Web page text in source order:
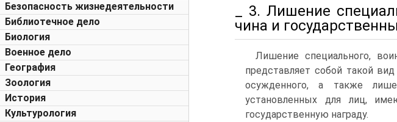
Безопасность жизнедеятельности
Библиотечное дело
Биология
Военное дело
География
Зоология
История
Культурология
_ 3. Лишение
чина и
Лишение специального,
представляет собой такой
осужденного, а также
установленных для лиц,
государственную награду.